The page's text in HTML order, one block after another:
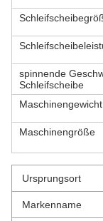
spinnende
Schleifscheibe
Maschinengewicht
Maschinengröße
Ursprungsort
Markenname